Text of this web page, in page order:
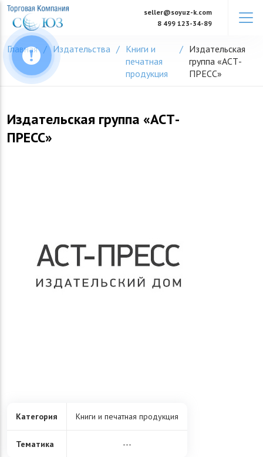
Skip
content
seller@soyuz-k.com
8 499 123-34-89
Главная Издательства
Книги и
печатная
продукция
Издательская
группа «АСТ-
ПРЕСС»
Издательская группа «АСТ-
ПРЕСС»
Категория Книги и печатная продукция
Тематика ---